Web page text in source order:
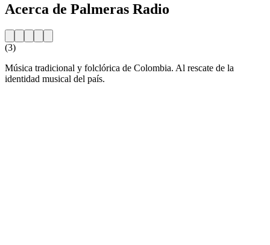
Acerca de Palmeras Radio
(3)
Música tradicional y folclórica de Colombia. Al rescate de la
identidad musical del país.